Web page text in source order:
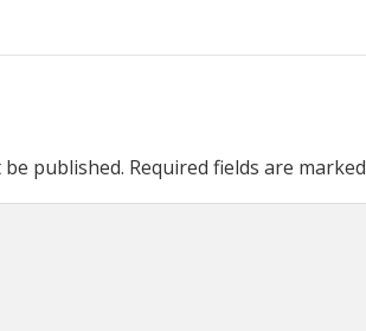
published. Required fields are marked